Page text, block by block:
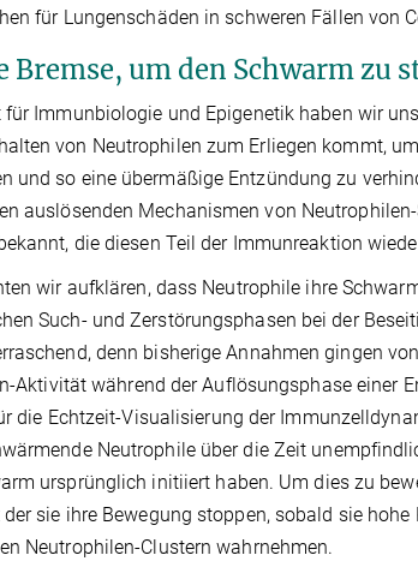
für Lungenschäden in schweren Fällen von
Bremse, um den Schwarm zu
Immunbiologie und Epigenetik haben wir
von Neutrophilen zum Erliegen kommt,
und so eine übermäßige Entzündung zu
auslösenden Mechanismen von
die diesen Teil der Immunreaktion
wir aufklären, dass Neutrophile ihre
Such- und Zerstörungsphasen bei der
denn bisherige Annahmen gingen
Aktivität während der Auflösungsphase einer
die Echtzeit-Visualisierung der
Neutrophile über die Zeit
ursprünglich initiiert haben. Um dies zu
sie ihre Bewegung stoppen, sobald sie
Neutrophilen-Clustern wahrnehmen.